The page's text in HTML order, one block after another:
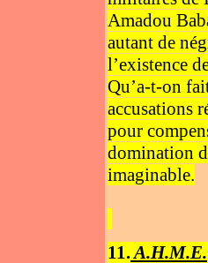
Amadou
autant de
l’existence
Qu’a-t-on
accusations
pour
domination
imaginable.
11.A.H.M.E.